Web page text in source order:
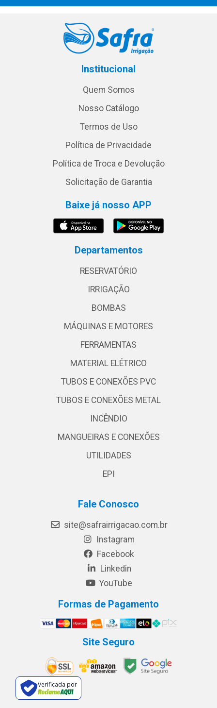
Institucional
Quem Somos
Nosso Catálogo
Termos de Uso
Política de Privacidade
Política de Troca e Devolução
Solicitação de Garantia
Baixe já nosso APP
Departamentos
RESERVATÓRIO
IRRIGAÇÃO
BOMBAS
MÁQUINAS E MOTORES
FERRAMENTAS
MATERIAL ELÉTRICO
TUBOS E CONEXÕES PVC
TUBOS E CONEXÕES METAL
INCÊNDIO
MANGUEIRAS E CONEXÕES
UTILIDADES
EPI
Fale Conosco
site@safrairrigacao.com.br
Instagram
Facebook
Linkedin
YouTube
Formas de Pagamento
Site Seguro
Verificada por